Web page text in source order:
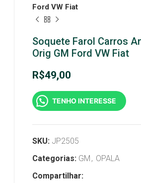
Ford VW Fiat
Soquete Farol Carros
Orig GM Ford VW Fiat
R$49,00
TENHO INTERESSE
SKU: JP2505
Categorias: GM , OPALA
Compartilhar: